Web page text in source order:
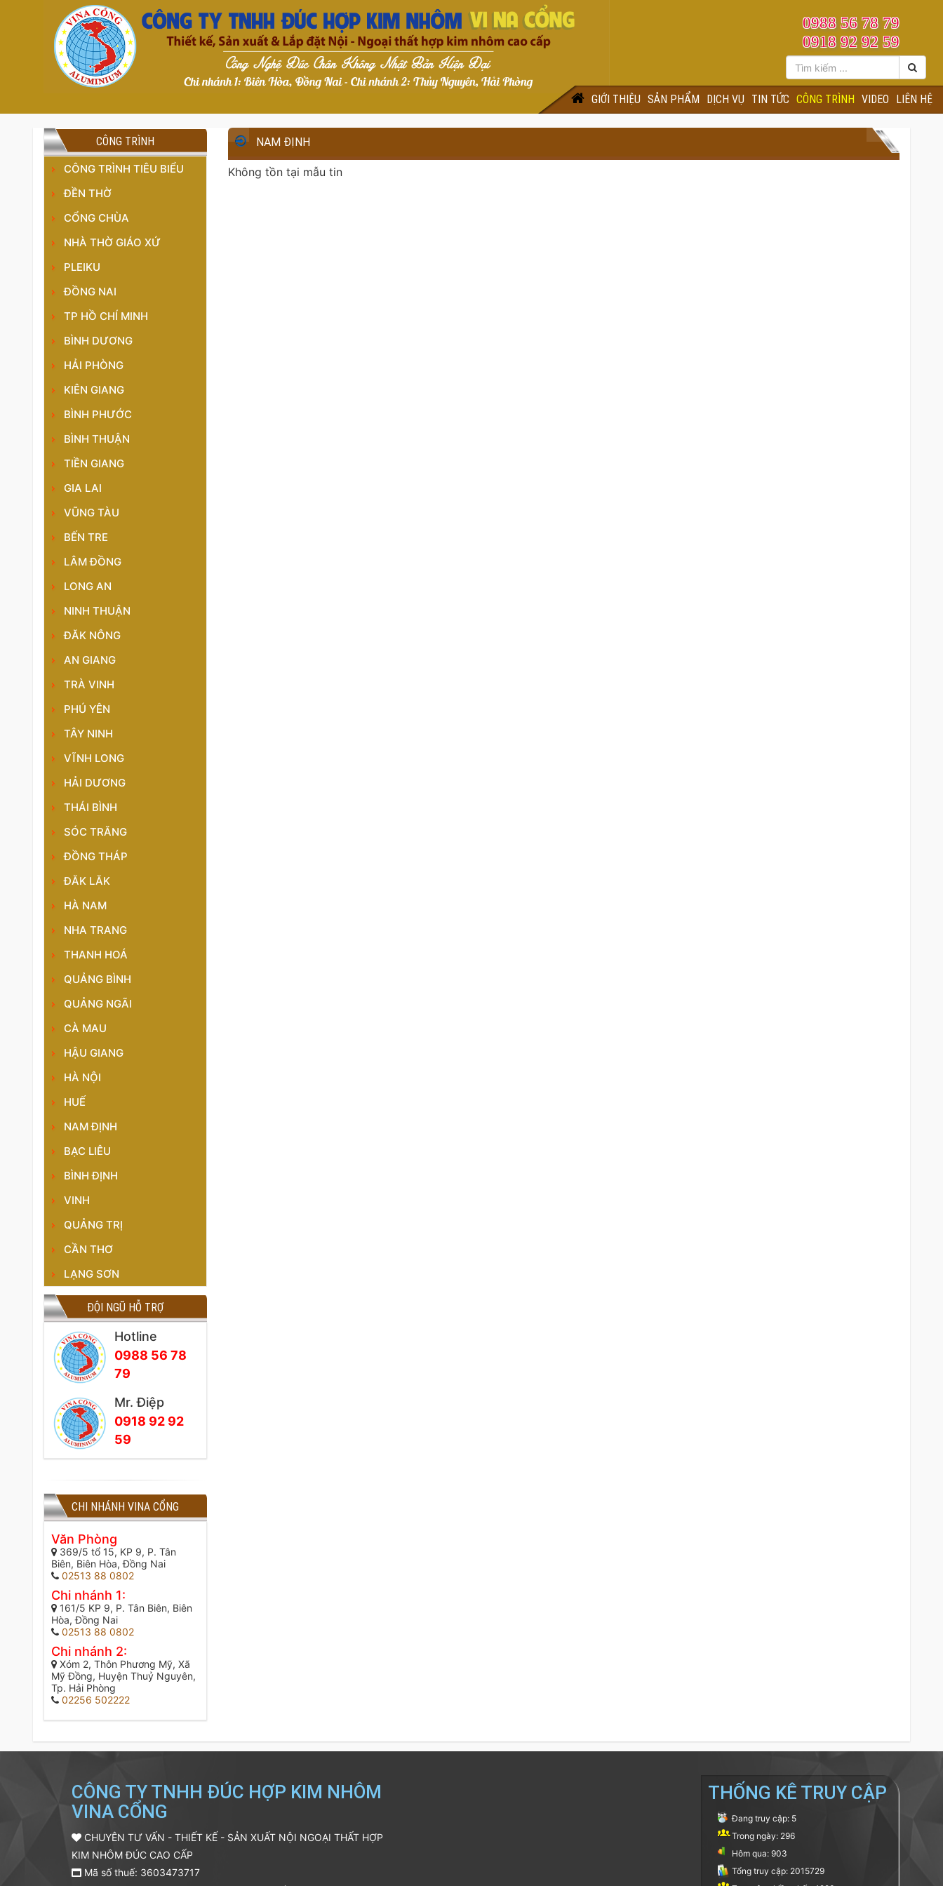
0988 56 78 79
0918 92 92 59
GIỚI THIỆU SẢN PHẨM DỊCH VỤ TIN TỨC CÔNG TRÌNH VIDEO LIÊN HỆ
NAM ĐỊNH
Không tồn tại mẫu tin
CÔNG TRÌNH
CÔNG TRÌNH TIÊU BIỂU
ĐỀN THỜ
CỔNG CHÙA
NHÀ THỜ GIÁO XỨ
PLEIKU
ĐỒNG NAI
TP HỒ CHÍ MINH
BÌNH DƯƠNG
HẢI PHÒNG
KIÊN GIANG
BÌNH PHƯỚC
BÌNH THUẬN
TIỀN GIANG
GIA LAI
VŨNG TÀU
BẾN TRE
LÂM ĐỒNG
LONG AN
NINH THUẬN
ĐĂK NÔNG
AN GIANG
TRÀ VINH
PHÚ YÊN
TÂY NINH
VĨNH LONG
HẢI DƯƠNG
THÁI BÌNH
SÓC TRĂNG
ĐỒNG THÁP
ĐĂK LĂK
HÀ NAM
NHA TRANG
THANH HOÁ
QUẢNG BÌNH
QUẢNG NGÃI
CÀ MAU
HẬU GIANG
HÀ NỘI
HUẾ
NAM ĐỊNH
BẠC LIÊU
BÌNH ĐỊNH
VINH
QUẢNG TRỊ
CẦN THƠ
LẠNG SƠN
ĐỘI NGŨ HỖ TRỢ
Hotline
0988 56 78
79
Mr. Điệp
0918 92 92
59
CHI NHÁNH VINA CỔNG
Văn Phòng
369/5 tổ 15, KP 9, P. Tân
Biên, Biên Hòa, Đồng Nai
02513 88 0802
Chi nhánh 1:
161/5 KP 9, P. Tân Biên, Biên
Hòa, Đồng Nai
02513 88 0802
Chi nhánh 2:
Xóm 2, Thôn Phương Mỹ, Xã
Mỹ Đồng, Huyện Thuỷ Nguyên,
Tp. Hải Phòng
02256 502222
CÔNG TY TNHH ĐÚC HỢP KIM NHÔM
VINA CỔNG
CHUYÊN TƯ VẤN - THIẾT KẾ - SẢN XUẤT NỘI NGOẠI THẤT HỢP
KIM NHÔM ĐÚC CAO CẤP
Mã số thuế: 3603473717
THỐNG KÊ TRUY CẬP
Đang truy cập: 5
Trong ngày: 296
Hôm qua: 903
Tổng truy cập: 2015729